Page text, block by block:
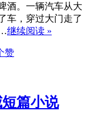
酒。一辆汽车从大
车，穿过大门走了
继续阅读 »
赞
篇小说